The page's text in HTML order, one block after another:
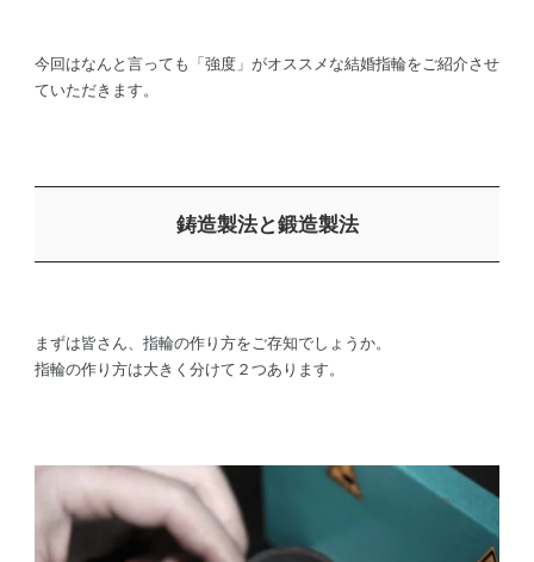
今回はなんと言っても「強度」がオススメな結婚指輪をご紹介させ
ていただきます。
鋳造製法と鍛造製法
まずは皆さん、指輪の作り方をご存知でしょうか。
指輪の作り方は大きく分けて２つあります。